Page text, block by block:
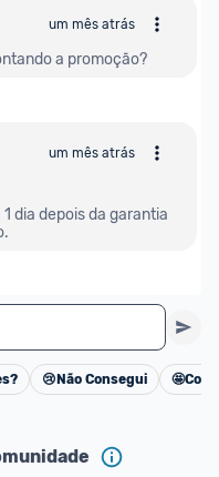
do produto com
um mês atrás
a promoção?
um mês atrás
dia depois da garantia
Cancelar
😢 Não Consegui 🤩